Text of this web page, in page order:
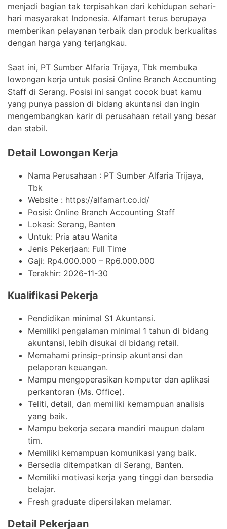
menjadi bagian tak terpisahkan dari kehidupan sehari-
hari masyarakat Indonesia. Alfamart terus berupaya
memberikan pelayanan terbaik dan produk berkualitas
dengan harga yang terjangkau.
Saat ini, PT Sumber Alfaria Trijaya, Tbk membuka
lowongan kerja untuk posisi Online Branch Accounting
Staff di Serang. Posisi ini sangat cocok buat kamu
yang punya passion di bidang akuntansi dan ingin
mengembangkan karir di perusahaan retail yang besar
dan stabil.
Detail Lowongan Kerja
Nama Perusahaan : PT Sumber Alfaria Trijaya,
Tbk
Website : https://alfamart.co.id/
Posisi: Online Branch Accounting Staff
Lokasi: Serang, Banten
Untuk: Pria atau Wanita
Jenis Pekerjaan: Full Time
Gaji: Rp4.000.000 – Rp6.000.000
Terakhir: 2026-11-30
Kualifikasi Pekerja
Pendidikan minimal S1 Akuntansi.
Memiliki pengalaman minimal 1 tahun di bidang
akuntansi, lebih disukai di bidang retail.
Memahami prinsip-prinsip akuntansi dan
pelaporan keuangan.
Mampu mengoperasikan komputer dan aplikasi
perkantoran (Ms. Office).
Teliti, detail, dan memiliki kemampuan analisis
yang baik.
Mampu bekerja secara mandiri maupun dalam
tim.
Memiliki kemampuan komunikasi yang baik.
Bersedia ditempatkan di Serang, Banten.
Memiliki motivasi kerja yang tinggi dan bersedia
belajar.
Fresh graduate dipersilakan melamar.
Detail Pekerjaan